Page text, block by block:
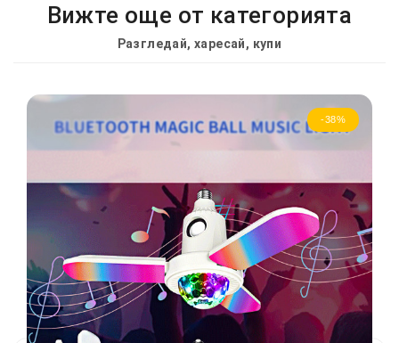
Вижте още от категорията
Разгледай, харесай, купи
-38%